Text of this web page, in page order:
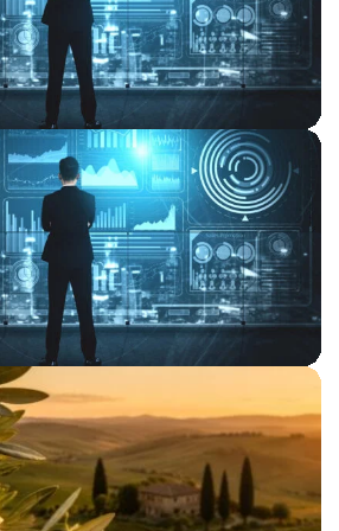
DELL’ANNO
OPERAZIONI
CON 48 NUOVI